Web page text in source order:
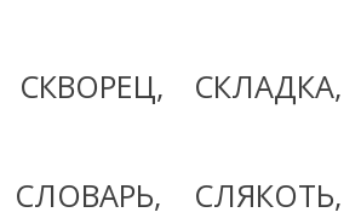
СКЛАДКА,
СЛЯКОТЬ,